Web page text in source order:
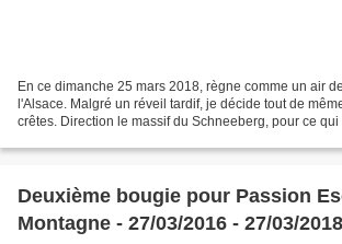
En ce dimanche 25 mars 2018, règne comme un air
l'Alsace. Malgré un réveil tardif, je décide tout de
crêtes. Direction le massif du Schneeberg, pour ce
Deuxième bougie pour Passion
Montagne - 27/03/2016 - 27/03/2018